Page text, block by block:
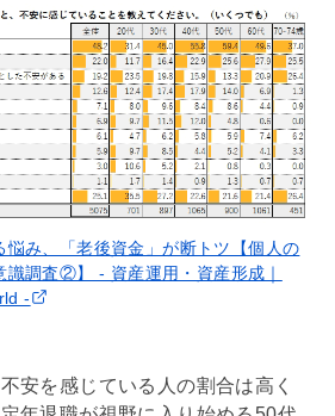
悩み、「老後資金」が断トツ【個人の
識調査②】 - 資産運用・資産形成｜
-
安を感じている人の割合は高く